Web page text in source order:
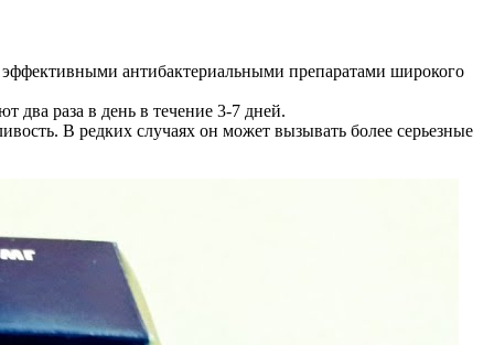
антибактериальными препаратами широкого
два раза в день в течение 3-7 дней.
В редких случаях он может вызывать более серьезные